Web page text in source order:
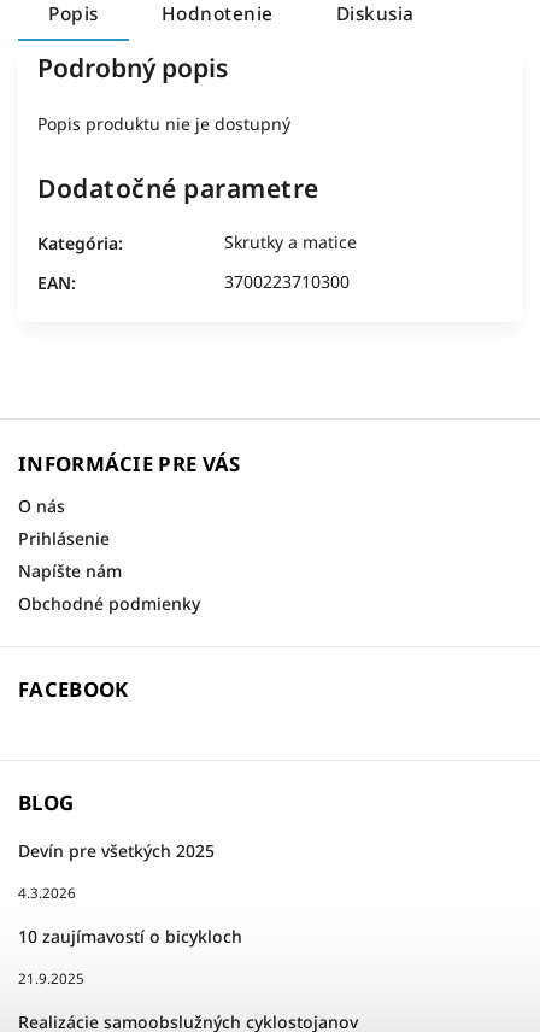
Popis Hodnotenie Diskusia
Podrobný popis
Popis produktu nie je dostupný
Dodatočné parametre
Kategória:
Skrutky a matice
EAN: 3700223710300
INFORMÁCIE PRE VÁS
O nás
Prihlásenie
Napíšte nám
Obchodné podmienky
FACEBOOK
BLOG
Devín pre všetkých 2025
4.3.2026
10 zaujímavostí o bicykloch
21.9.2025
Realizácie samoobslužných cyklostojanov